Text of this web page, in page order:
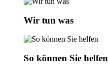
Wir tun was
So können Sie helfen